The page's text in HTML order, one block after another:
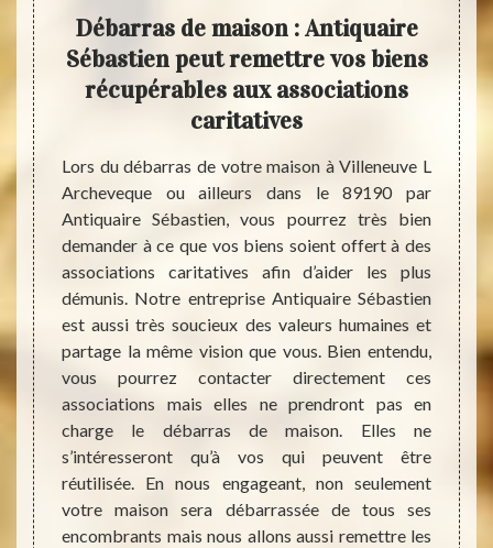
les
un
le
de
la
Débarras de maison : Antiquaire
Sébastien peut remettre vos biens
récupérables aux associations
caritatives
Lors du débarras de votre maison à Villeneuve L
Archeveque ou ailleurs dans le 89190 par
Antiquaire Sébastien, vous pourrez très bien
demander à ce que vos biens soient offert à des
associations caritatives afin d’aider les plus
démunis. Notre entreprise Antiquaire Sébastien
est aussi très soucieux des valeurs humaines et
partage la même vision que vous. Bien entendu,
vous pourrez contacter directement ces
associations mais elles ne prendront pas en
charge le débarras de maison. Elles ne
s’intéresseront qu’à vos qui peuvent être
réutilisée. En nous engageant, non seulement
votre maison sera débarrassée de tous ses
encombrants mais nous allons aussi remettre les
Les
de
sont
un
MP
une